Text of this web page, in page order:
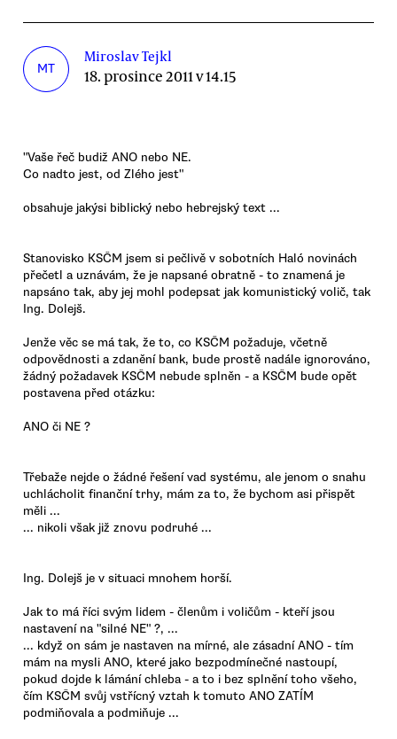
MT
Miroslav Tejkl
18. prosince 2011 v 14.15
"Vaše řeč budiž ANO nebo NE.
Co nadto jest, od Zlého jest"
obsahuje jakýsi biblický nebo hebrejský text ...
Stanovisko KSČM jsem si pečlivě v sobotních Haló novinách
přečetl a uznávám, že je napsané obratně - to znamená je
napsáno tak, aby jej mohl podepsat jak komunistický volič, tak
Ing. Dolejš.
Jenže věc se má tak, že to, co KSČM požaduje, včetně
odpovědnosti a zdanění bank, bude prostě nadále ignorováno,
žádný požadavek KSČM nebude splněn - a KSČM bude opět
postavena před otázku:
ANO či NE ?
Třebaže nejde o žádné řešení vad systému, ale jenom o snahu
uchlácholit finanční trhy, mám za to, že bychom asi přispět
měli ...
... nikoli však již znovu podruhé ...
Ing. Dolejš je v situaci mnohem horší.
Jak to má říci svým lidem - členům i voličům - kteří jsou
nastavení na "silné NE" ?, ...
... když on sám je nastaven na mírné, ale zásadní ANO - tím
mám na mysli ANO, které jako bezpodmínečné nastoupí,
pokud dojde k lámání chleba - a to i bez splnění toho všeho,
čím KSČM svůj vstřícný vztah k tomuto ANO ZATÍM
podmiňovala a podmiňuje ...